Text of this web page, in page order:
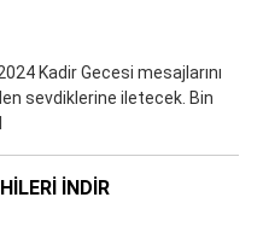
Kadir Gecesi mesajlarını
sevdiklerine iletecek. Bin
İNDIR